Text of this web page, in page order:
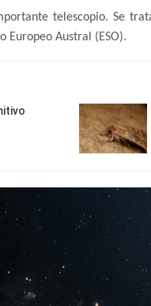
telescopio. Se
Europeo Austral (ESO).